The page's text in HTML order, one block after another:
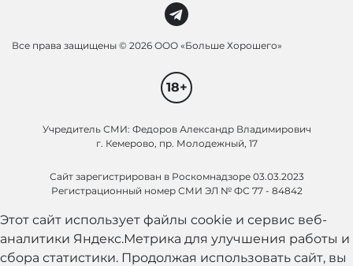
Все права защищены © 2026 ООО «Больше Хорошего»
18+
Учредитель СМИ: Федоров Александр Владимирович
г. Кемерово, пр. Молодежный, 17
Сайт зарегистрирован в Роскомнадзоре 03.03.2023
Регистрационный номер СМИ ЭЛ № ФС 77 - 84842
Этот сайт использует файлы cookie и сервис веб-
аналитики Яндекс.Метрика для улучшения работы и
сбора статистики. Продолжая использовать сайт, вы